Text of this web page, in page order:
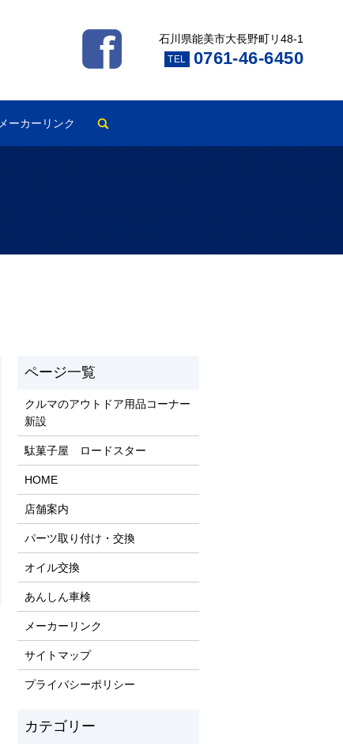
石川県能美市大長野町リ48-1
TEL 0761-46-6450
メーカーリンク
クルマのアウトドア用品コーナー
新設
駄菓子屋 ロードスター
HOME
店舗案内
パーツ取り付け・交換
オイル交換
あんしん車検
メーカーリンク
サイトマップ
プライバシーポリシー